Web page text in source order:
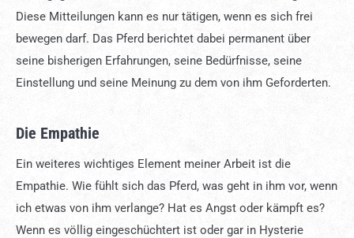
Diese Mitteilungen kann es nur tätigen, wenn es sich frei
bewegen darf. Das Pferd berichtet dabei permanent über
seine bisherigen Erfahrungen, seine Bedürfnisse, seine
Einstellung und seine Meinung zu dem von ihm Geforderten.
Die Empathie
Ein weiteres wichtiges Element meiner Arbeit ist die
Empathie. Wie fühlt sich das Pferd, was geht in ihm vor, wenn
ich etwas von ihm verlange? Hat es Angst oder kämpft es?
Wenn es völlig eingeschüchtert ist oder gar in Hysterie